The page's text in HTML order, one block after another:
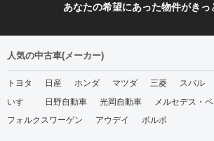
あなたの希望にあった物件がきっ
人気の中古車(メーカー)
トヨタ 日産 ホンダ マツダ 三菱 スバル
いすゞ
日野自動車 光岡自動車 メルセデス・
フォルクスワーゲン
アウデイ ボルボ